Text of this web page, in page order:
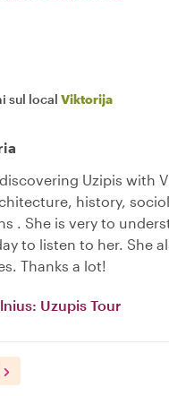
sul local Viktorija
Uzipis with
history,
. She is very to
to listen to her. She
Thanks a lot!
Uzupis Tour